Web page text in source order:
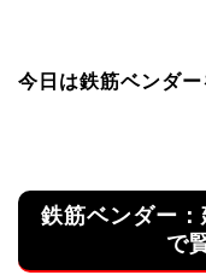
今日は鉄筋ベンダ
鉄筋ベンダー
で